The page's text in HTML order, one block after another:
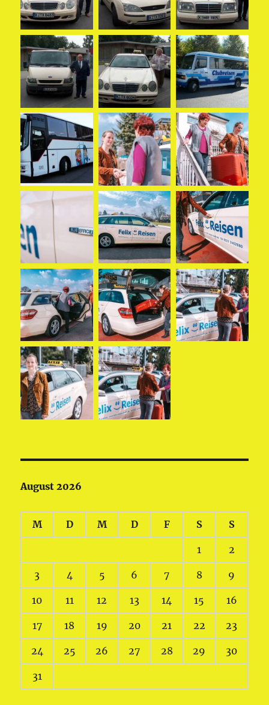
August 2026
M D M D F S S
1 2
3 4 5 6 7 8 9
10 11 12 13 14 15 16
17 18 19 20 21 22 23
24 25 26 27 28 29 30
31